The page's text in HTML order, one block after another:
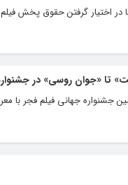
اختیار گرفتن حقوق پخش فیلم
«جوان روسی» در
جشنواره جهانی فیلم فجر با